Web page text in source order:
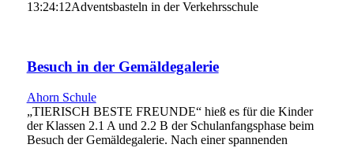
13:24:12Adventsbasteln in der Verkehrsschule
Besuch in der Gemäldegalerie
Ahorn Schule
„TIERISCH BESTE FREUNDE“ hieß es für die Kinder
der Klassen 2.1 A und 2.2 B der Schulanfangsphase beim
Besuch der Gemäldegalerie. Nach einer spannenden